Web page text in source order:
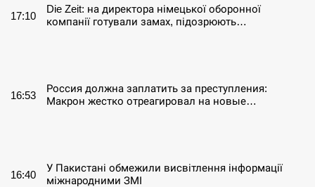
17:10
Die Zeit: на директора німецької оборонної
компанії готували замах, підозрюють…
16:53
Россия должна заплатить за преступления:
Макрон жестко отреагировал на новые…
16:40
У Пакистані обмежили висвітлення інформації
міжнародними ЗМІ